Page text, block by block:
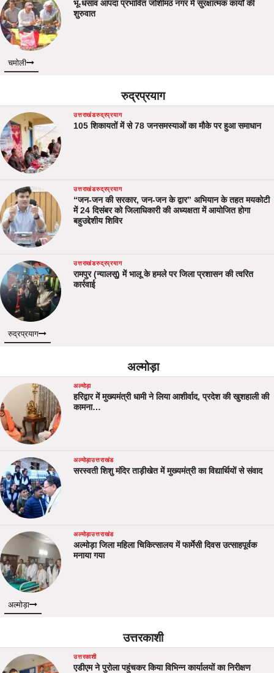
भू-धसाव आपदा प्रभावित जोशीमठ नगर में सुरक्षात्मक कार्यों की
शुरुवात
चमोली
रुद्रप्रयाग
उत्तराखंडरुद्रप्रयाग
105 शिकायतों में से 78 जनसमस्याओं का मौके पर हुआ समाधान
उत्तराखंडरुद्रप्रयाग
“जन-जन की सरकार, जन-जन के द्वार” अभियान के तहत मयकोटी
में 24 दिसंबर को जिलाधिकारी की अध्यक्षता में आयोजित होगा
बहुउद्देशीय शिविर
उत्तराखंडरुद्रप्रयाग
रामपुर (न्यालसू) में भालू के हमले पर जिला प्रशासन की त्वरित
कार्रवाई
रुद्रप्रयाग
अल्मोड़ा
अल्मोड़ा
हरिद्वार में मुख्यमंत्री धामी ने लिया आशीर्वाद, प्रदेश की खुशहाली की
कामना…
अल्मोड़ाउत्तराखंड
सरस्वती शिशु मंदिर ताड़ीखेत में मुख्यमंत्री का विद्यार्थियों से संवाद
अल्मोड़ाउत्तराखंड
अल्मोड़ा जिला महिला चिकित्सालय में फार्मेसी दिवस उत्साहपूर्वक
मनाया गया
अल्मोड़ा
उत्तरकाशी
उत्तरकाशी
एडीएम ने पुरोला पहुंचकर किया विभिन्न कार्यालयों का निरीक्षण